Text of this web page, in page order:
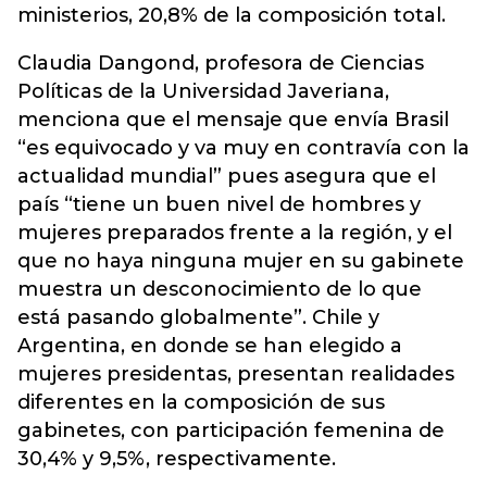
ministerios, 20,8% de la composición total.
Claudia Dangond, profesora de Ciencias
Políticas de la Universidad Javeriana,
menciona que el mensaje que envía Brasil
“es equivocado y va muy en contravía con la
actualidad mundial” pues asegura que el
país “tiene un buen nivel de hombres y
mujeres preparados frente a la región, y el
que no haya ninguna mujer en su gabinete
muestra un desconocimiento de lo que
está pasando globalmente”. Chile y
Argentina, en donde se han elegido a
mujeres presidentas, presentan realidades
diferentes en la composición de sus
gabinetes, con participación femenina de
30,4% y 9,5%, respectivamente.